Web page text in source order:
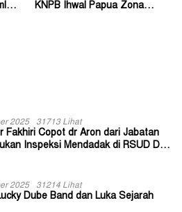
KNPB Ihwal Papua Zona
2025 31713 Lihat
Fakhiri Copot dr Aron dari Jabatan
Inspeksi Mendadak di RSUD Dok
2025 31214 Lihat
Dube Band dan Luka Sejarah